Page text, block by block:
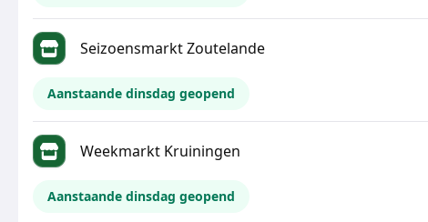
Seizoensmarkt Zoutelande
Aanstaande dinsdag geopend
Weekmarkt Kruiningen
Aanstaande dinsdag geopend